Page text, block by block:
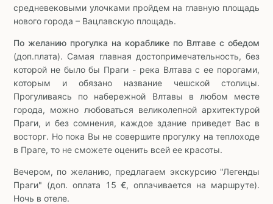
средневековыми улочками пройдем на главную площадь
нового города – Вацлавскую площадь.
По желанию прогулка на кораблике по Влтаве с обедом
(доп.плата). Самая главная достопримечательность, без
которой не было бы Праги - река Влтава с ее порогами,
которым и обязано название чешской столицы.
Прогуливаясь по набережной Влтавы в любом месте
города, можно любоваться великолепной архитектурой
Праги, и без сомнения, каждое здание приведет Вас в
восторг. Но пока Вы не совершите прогулку на теплоходе
в Праге, то не сможете оценить всей ее красоты.
Вечером, по желанию, предлагаем экскурсию "Легенды
Праги" (доп. оплата 15 €, оплачивается на маршруте).
Ночь в отеле.